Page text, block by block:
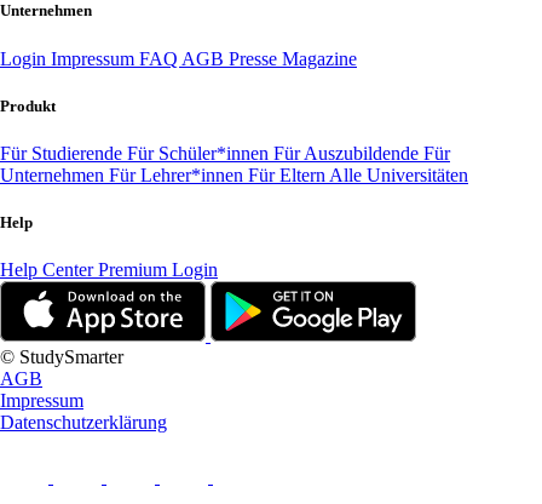
Unternehmen
Login Impressum FAQ AGB Presse Magazine
Produkt
Für Studierende Für Schüler*innen Für Auszubildende Für
Unternehmen Für Lehrer*innen Für Eltern Alle Universitäten
Help
Help CenterPremium Login
© StudySmarter
AGB
Impressum
Datenschutzerklärung